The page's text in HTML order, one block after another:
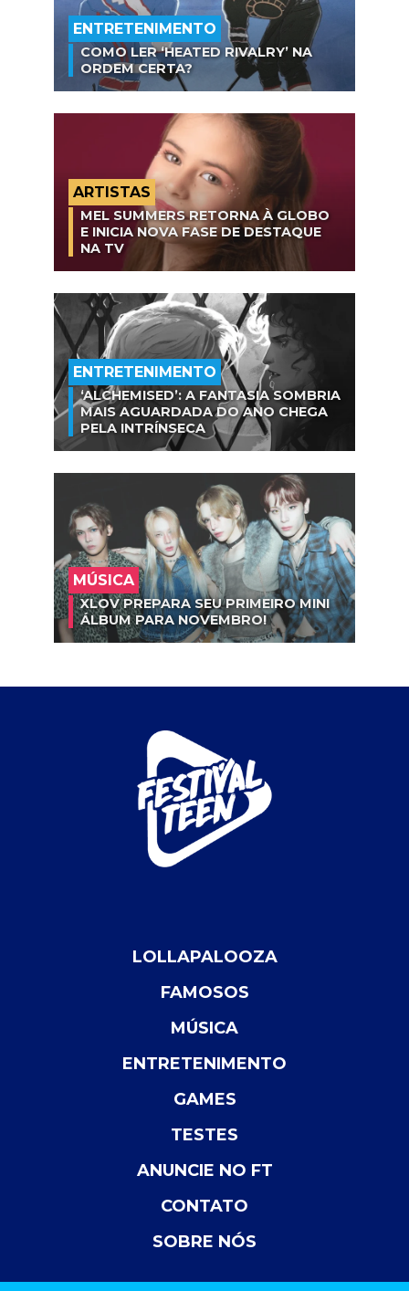
ENTRETENIMENTO
COMO LER ‘HEATED RIVALRY’ NA
ORDEM CERTA?
ARTISTAS
MEL SUMMERS RETORNA À GLOBO
E INICIA NOVA FASE DE DESTAQUE
NA TV
ENTRETENIMENTO
‘ALCHEMISED’: A FANTASIA SOMBRIA
MAIS AGUARDADA DO ANO CHEGA
PELA INTRÍNSECA
MÚSICA
XLOV PREPARA SEU PRIMEIRO MINI
ÁLBUM PARA NOVEMBRO!
LOLLAPALOOZA
FAMOSOS
MÚSICA
ENTRETENIMENTO
GAMES
TESTES
ANUNCIE NO FT
CONTATO
SOBRE NÓS